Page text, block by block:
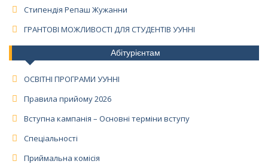
Стипендія Репаш Жужанни
ГРАНТОВІ МОЖЛИВОСТІ ДЛЯ СТУДЕНТІВ УУННІ
Абітурієнтам
ОСВІТНІ ПРОГРАМИ УУННІ
Правила прийому 2026
Вступна кампанія – Основні терміни вступу
Спеціальності
Приймальна комісія